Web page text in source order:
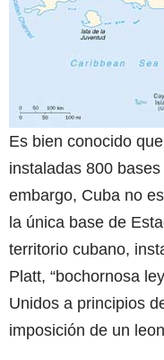
Es bien conocido
instaladas 800
embargo, Cuba no
la única base de
territorio cubano,
Platt, “bochornosa
Unidos a principios
imposición de un